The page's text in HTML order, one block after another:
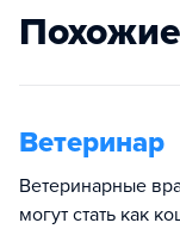
Ветеринар
Ветеринарные
могут стать как